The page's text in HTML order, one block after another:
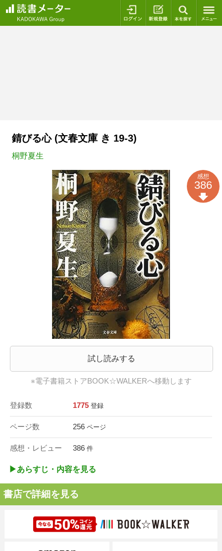
ログイン 新規登録
錆びる心 (文春文庫 き 19-3)
桐野夏生
試し読みする
※電子書籍ストアBOOK☆WALKERへ移動します
登録数 1775 登録
ページ数 256 ページ
感想・レビュー 386 件
感想
386
▶︎あらすじ・内容を見る
書店で詳細を見る